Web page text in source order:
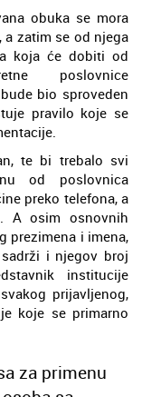
obuka se mora
zatim se od njega
koja će dobiti od
poslovnice
bio sproveden
pravilo koje se
te bi trebalo svi
od poslovnica
preko telefona, a
A osim osnovnih
prezimena i imena,
i njegov broj
institucije
prijavljenog,
koje se primarno
za primenu